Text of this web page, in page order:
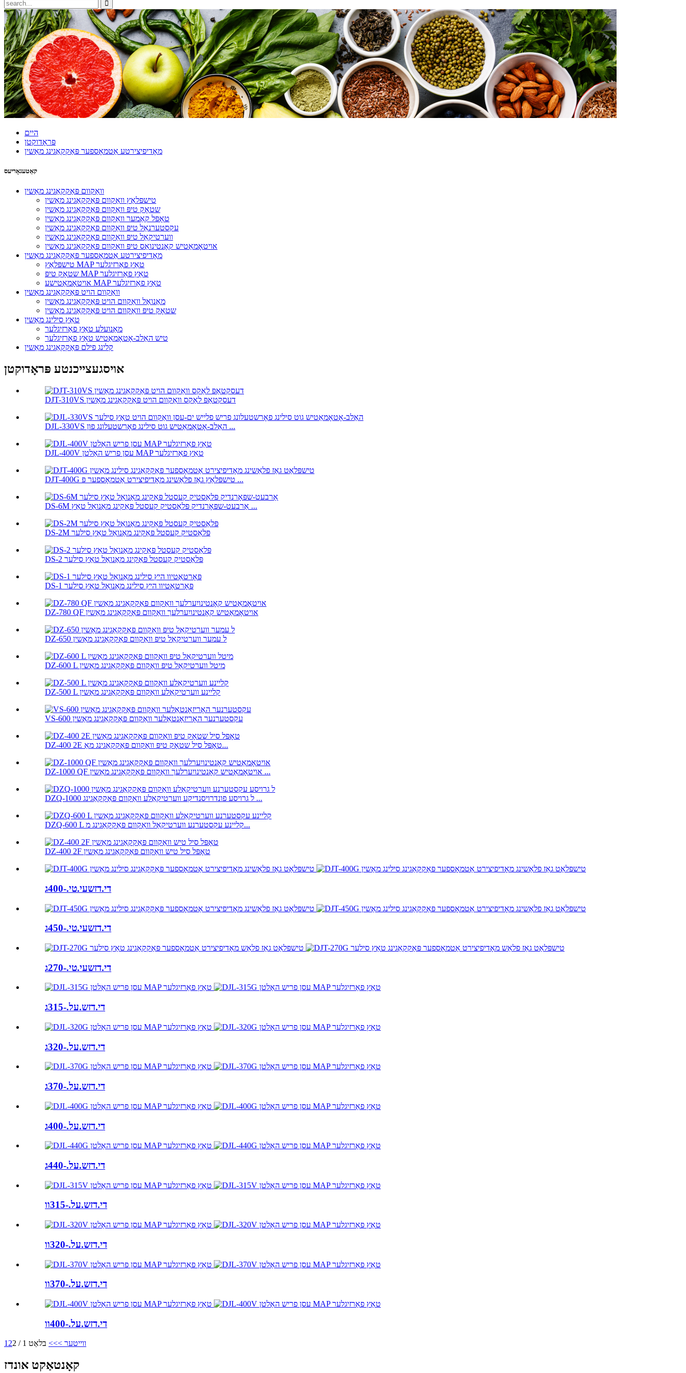
היים
פּראָדוקטן
מאָדיפיצירטע אַטמאָספער פּאַקקאַגינג מאַשין
קאַטעגאָריעס
וואַקוום פּאַקקאַגינג מאַשין
טישפּלאַץ וואַקוום פּאַקקאַגינג מאַשין
שטאָק טיפּ וואַקוום פּאַקקאַגינג מאַשין
טאָפּל קאַמער וואַקוום פּאַקקאַגינג מאַשין
עקסטערנאַל טיפּ וואַקוום פּאַקקאַגינג מאַשין
ווערטיקאַל טיפּ וואַקוום פּאַקקאַגינג מאַשין
אויטאָמאַטיש קאָנטינואַס טיפּ וואַקוום פּאַקקאַגינג מאַשין
מאָדיפיצירטע אַטמאָספער פּאַקקאַגינג מאַשין
טישפּלאַץ MAP טאַץ פאַרזיגלער
שטאָק טיפּ MAP טאַץ פאַרזיגלער
אויטאָמאַטישע MAP טאַץ פאַרזיגלער
וואַקוום הויט פּאַקקאַגינג מאַשין
מאַנואַל וואַקוום הויט פּאַקקאַגינג מאַשין
שטאָק טיפּ וואַקוום הויט פּאַקקאַגינג מאַשין
טאַץ סילינג מאַשין
מאַנועלע טאַץ פאַרזיגלער
טיש האַלב-אָטאָמאַטיש טאַץ פאַרזיגלער
קלינג פילם פּאַקקאַגינג מאַשין
אויסגעצייכנטע פּראָדוקטן
DJT-310VS דעסקטאַפּ לאַקס וואַקוום הויט פּאַקקאַגינג מאַשין
DJL-330VS האַלב-אָטאָמאַטיש גוט סילינג פאָרשטעלונג פון ...
DJL-400V עסן פריש האַלטן MAP טאַץ פאַרזיגלער
DJT-400G טישפּלאַץ גאַז פלאַשינג מאָדיפיצירט אַטמאָספער פּ ...
DS-6M אַרבעט-שפּאָרנדיק פּלאַסטיק קעסטל פּאַקינג מאַנואַל טאַץ ...
DS-2M פּלאַסטיק קעסטל פּאַקינג מאַנואַל טאַץ סילער
DS-2 פּלאַסטיק קעסטל פּאַקינג מאַנואַל טאַץ סילער
DS-1 פּאָרטאַטיוו היץ סילינג מאַנואַל טאַץ סילער
DZ-780 QF אויטאָמאַטיש קאָנטינויִערלעך וואַקוום פּאַקקאַגינג מאַשין
DZ-650 ל עמער ווערטיקאַל טיפּ וואַקוום פּאַקקאַגינג מאַשין
DZ-600 L מיטל ווערטיקאַל טיפּ וואַקוום פּאַקקאַגינג מאַשין
DZ-500 L קליינע ווערטיקאַלע וואַקוום פּאַקקאַגינג מאַשין
VS-600 עקסטערנער האָריזאָנטאַלער וואַקוום פּאַקקאַגינג מאַשין
DZ-400 2E טאָפּל סיל שטאָק טיפּ וואַקוום פּאַקקאַגינג מאַ...
DZ-1000 QF אויטאָמאַטיש קאָנטינויִערלעך וואַקוום פּאַקקאַגינג מאַשין ...
DZQ-1000 ל גרויסע פונדרויסנדיקע ווערטיקאַלע וואַקוום פּאַקקאַגינג ...
DZQ-600 L קליינע עקסטערנע ווערטיקאַל וואַקוום פּאַקקאַגינג מ...
DZ-400 2F טאָפּל סיל טיש וואַקוום פּאַקקאַגינג מאַשין
די.דזשעי.טי.-400ג
די.דזשעי.טי.-450ג
די.דזשעי.טי.-270ג
די.דזש.על.-315ג
די.דזש.על.-320ג
די.דזש.על.-370ג
די.דזש.על.-400ג
די.דזש.על.-440ג
די.דזש.על.-315וו
די.דזש.על.-320וו
די.דזש.על.-370וו
די.דזש.על.-400וו
12 ווייטער >>> בלאַט 1 / 2
קאָנטאַקט אונדז